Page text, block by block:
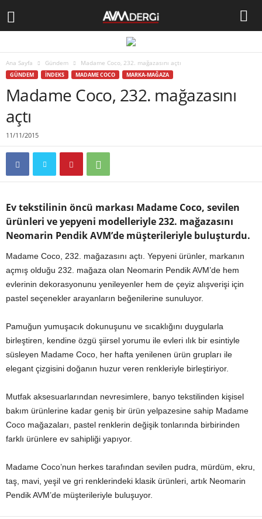
Ana Sayfa Gündem Madame Coco, 232. mağazasını açtı
GÜNDEM İNDEKS MADAME COCO MARKA-MAĞAZA
Madame Coco, 232. mağazasını
açtı
11/11/2015
Ev tekstilinin öncü markası Madame Coco, sevilen
ürünleri ve yepyeni modelleriyle 232. mağazasını
Neomarin Pendik AVM’de müşterileriyle buluşturdu.
Madame Coco, 232. mağazasını açtı. Yepyeni ürünler, markanın
açmış olduğu 232. mağaza olan Neomarin Pendik AVM’de hem
evlerinin dekorasyonunu yenileyenler hem de çeyiz alışverişi için
pastel seçenekler arayanların beğenilerine sunuluyor.
Pamuğun yumuşacık dokunuşunu ve sıcaklığını duygularla
birleştiren, kendine özgü şiirsel yorumu ile evleri ılık bir esintiyle
süsleyen Madame Coco, her hafta yenilenen ürün grupları ile
elegant çizgisini doğanın huzur veren renkleriyle birleştiriyor.
Mutfak aksesuarlarından nevresimlere, banyo tekstilinden kişisel
bakım ürünlerine kadar geniş bir ürün yelpazesine sahip Madame
Coco mağazaları, pastel renklerin değişik tonlarında birbirinden
farklı ürünlere ev sahipliği yapıyor.
Madame Coco’nun herkes tarafından sevilen pudra, mürdüm, ekru,
taş, mavi, yeşil ve gri renklerindeki klasik ürünleri, artık Neomarin
Pendik AVM’de müşterileriyle buluşuyor.